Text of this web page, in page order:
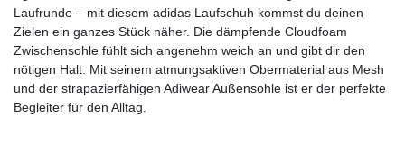
Laufrunde – mit diesem adidas Laufschuh kommst du deinen
Zielen ein ganzes Stück näher. Die dämpfende Cloudfoam
Zwischensohle fühlt sich angenehm weich an und gibt dir den
nötigen Halt. Mit seinem atmungsaktiven Obermaterial aus Mesh
und der strapazierfähigen Adiwear Außensohle ist er der perfekte
Begleiter für den Alltag.